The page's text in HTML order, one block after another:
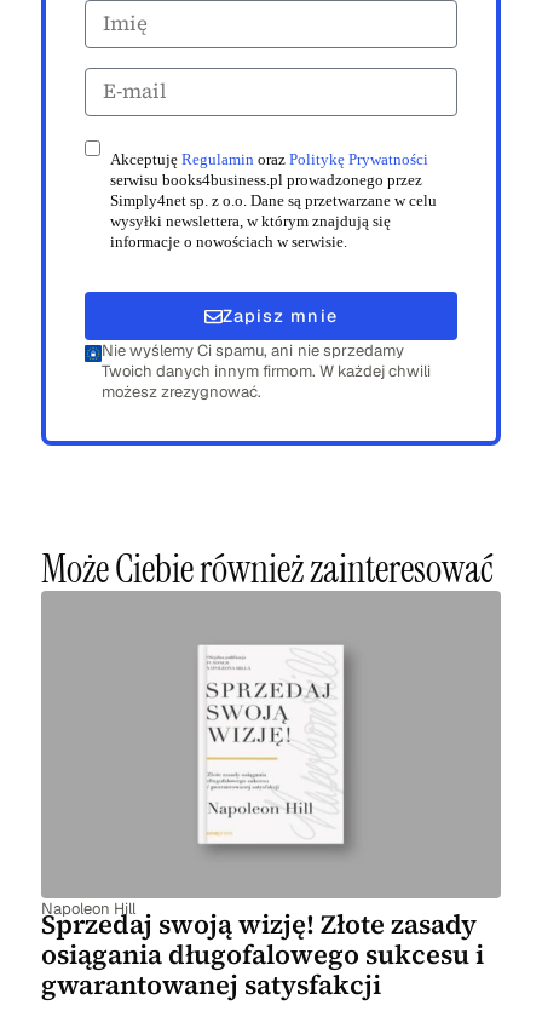
Akceptuję Regulamin oraz Politykę Prywatności
serwisu books4business.pl prowadzonego przez
Simply4net sp. z o.o. Dane są przetwarzane w celu
wysyłki newslettera, w którym znajdują się
informacje o nowościach w serwisie.
Zapisz mnie
Nie wyślemy Ci spamu, ani nie sprzedamy
Twoich danych innym firmom. W każdej chwili
możesz zrezygnować.
Może Ciebie również zainteresować
Napoleon Hill
Sprzedaj swoją wizję! Złote zasady
osiągania długofalowego sukcesu i
gwarantowanej satysfakcji